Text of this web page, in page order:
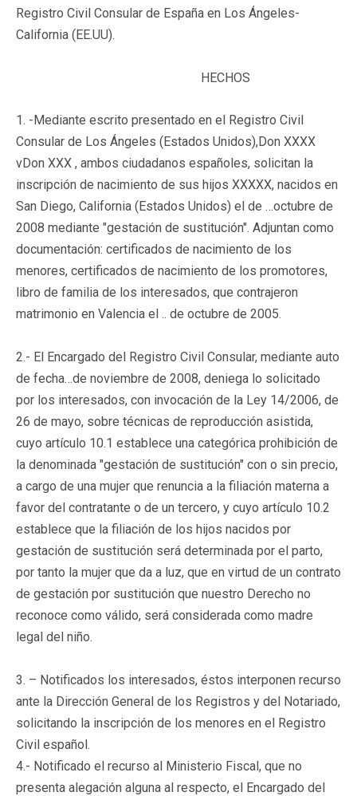
Registro Civil Consular de España en Los Ángeles-
California (EE.UU).
HECHOS
1. -Mediante escrito presentado en el Registro Civil
Consular de Los Ángeles (Estados Unidos),Don XXXX
vDon XXX , ambos ciudadanos españoles, solicitan la
inscripción de nacimiento de sus hijos XXXXX, nacidos en
San Diego, California (Estados Unidos) el de …octubre de
2008 mediante "gestación de sustitución". Adjuntan como
documentación: certificados de nacimiento de los
menores, certificados de nacimiento de los promotores,
libro de familia de los interesados, que contrajeron
matrimonio en Valencia el .. de octubre de 2005.
2.- El Encargado del Registro Civil Consular, mediante auto
de fecha…de noviembre de 2008, deniega lo solicitado
por los interesados, con invocación de la Ley 14/2006, de
26 de mayo, sobre técnicas de reproducción asistida,
cuyo artículo 10.1 establece una categórica prohibición de
la denominada "gestación de sustitución" con o sin precio,
a cargo de una mujer que renuncia a la filiación materna a
favor del contratante o de un tercero, y cuyo artículo 10.2
establece que la filiación de los hijos nacidos por
gestación de sustitución será determinada por el parto,
por tanto la mujer que da a luz, que en virtud de un contrato
de gestación por sustitución que nuestro Derecho no
reconoce como válido, será considerada como madre
legal del niño.
3. – Notificados los interesados, éstos interponen recurso
ante la Dirección General de los Registros y del Notariado,
solicitando la inscripción de los menores en el Registro
Civil español.
4.- Notificado el recurso al Ministerio Fiscal, que no
presenta alegación alguna al respecto, el Encargado del